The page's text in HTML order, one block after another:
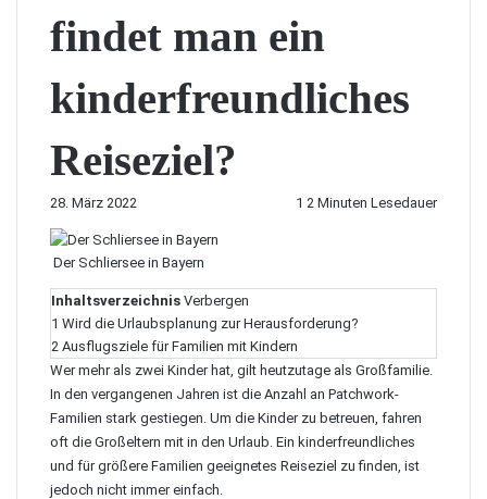
findet man ein
kinderfreundliches
Reiseziel?
28. März 2022 1 2 Minuten Lesedauer
Der Schliersee in Bayern
Inhaltsverzeichnis Verbergen
1 Wird die Urlaubsplanung zur Herausforderung?
2 Ausflugsziele für Familien mit Kindern
Wer mehr als zwei Kinder hat, gilt heutzutage als Großfamilie.
In den vergangenen Jahren ist die Anzahl an Patchwork-
Familien stark gestiegen. Um die Kinder zu betreuen, fahren
oft die Großeltern mit in den Urlaub. Ein kinderfreundliches
und für größere Familien geeignetes Reiseziel zu finden, ist
jedoch nicht immer einfach.